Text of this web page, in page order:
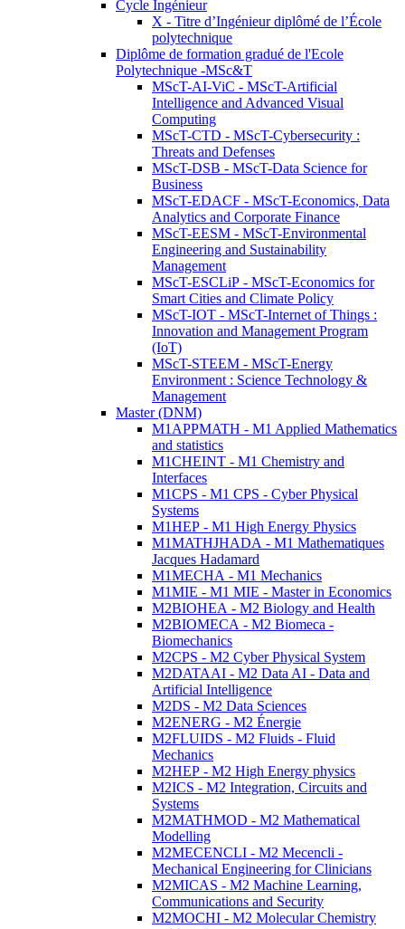
Cycle Ingénieur
X - Titre d’Ingénieur diplômé de l’École
polytechnique
Diplôme de formation gradué de l'Ecole
Polytechnique -MSc&T
MScT-AI-ViC - MScT-Artificial
Intelligence and Advanced Visual
Computing
MScT-CTD - MScT-Cybersecurity :
Threats and Defenses
MScT-DSB - MScT-Data Science for
Business
MScT-EDACF - MScT-Economics, Data
Analytics and Corporate Finance
MScT-EESM - MScT-Environmental
Engineering and Sustainability
Management
MScT-ESCLiP - MScT-Economics for
Smart Cities and Climate Policy
MScT-IOT - MScT-Internet of Things :
Innovation and Management Program
(IoT)
MScT-STEEM - MScT-Energy
Environment : Science Technology &
Management
Master (DNM)
M1APPMATH - M1 Applied Mathematics
and statistics
M1CHEINT - M1 Chemistry and
Interfaces
M1CPS - M1 CPS - Cyber Physical
Systems
M1HEP - M1 High Energy Physics
M1MATHJHADA - M1 Mathematiques
Jacques Hadamard
M1MECHA - M1 Mechanics
M1MIE - M1 MIE - Master in Economics
M2BIOHEA - M2 Biology and Health
M2BIOMECA - M2 Biomeca -
Biomechanics
M2CPS - M2 Cyber Physical System
M2DATAAI - M2 Data AI - Data and
Artificial Intelligence
M2DS - M2 Data Sciences
M2ENERG - M2 Énergie
M2FLUIDS - M2 Fluids - Fluid
Mechanics
M2HEP - M2 High Energy physics
M2ICS - M2 Integration, Circuits and
Systems
M2MATHMOD - M2 Mathematical
Modelling
M2MECENCLI - M2 Mecencli -
Mechanical Engineering for Clinicians
M2MICAS - M2 Machine Learning,
Communications and Security
M2MOCHI - M2 Molecular Chemistry